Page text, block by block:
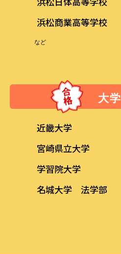
浜松商業高等学校
など
大学
近畿大学
宮崎県立大学
学習院大学
名城大学 法学部